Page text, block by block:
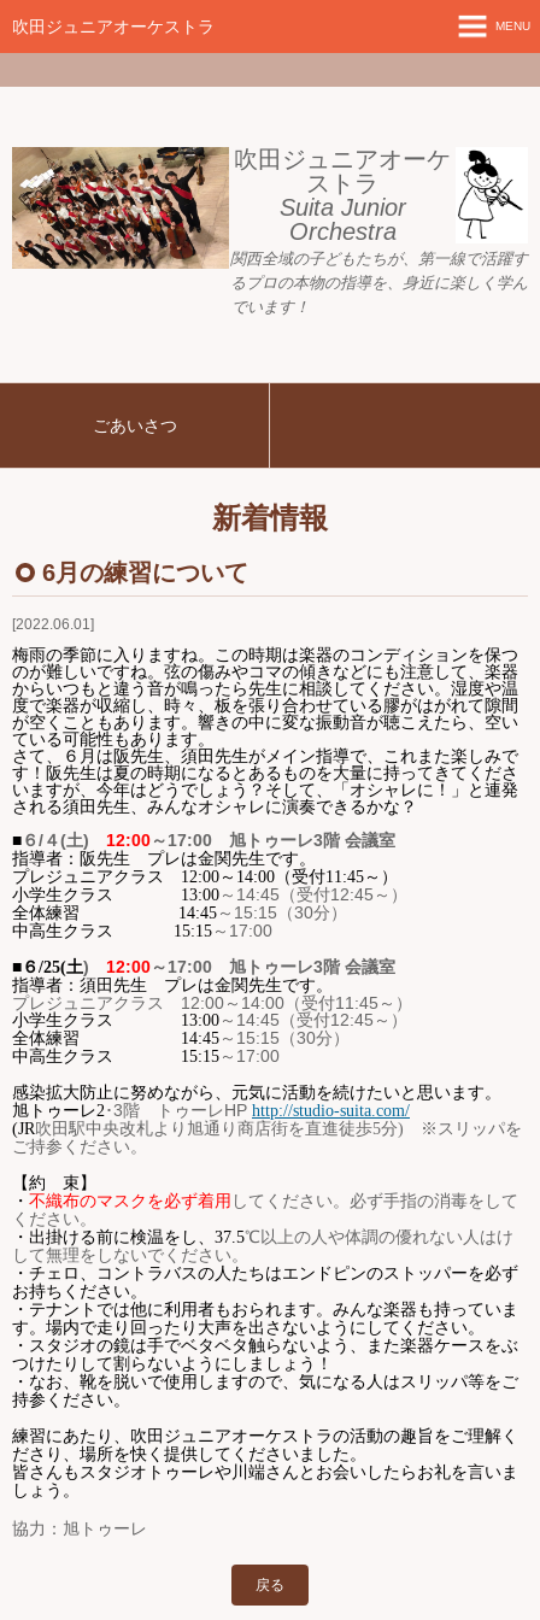
verification=nW1XDOjsXUeBk5Tr0WL2kTnlmTP78udH3yRHAbTSBv8
吹田ジュニアオーケストラ
吹田ジュニアオーケ
ストラ
Suita Junior
Orchestra
関西全域の子どもたちが、
第一線で活躍す
るプロの本物の指導を、身近に楽しく学ん
でいます！
MENU
ホーム
新着情報
活動目標
指導者ご紹介
プレジュニア クラス
Ｑ＆Ａ
お問い合わせ
ジュニアオケブログ
ごあいさつ
新着情報
2022.06.01
6月の練習について
梅雨の季節に入りますね。この時期は楽器のコンディションを保つ
のが難しいですね。弦の傷みやコマの傾きなどにも注意して、楽器
からいつもと違う音が鳴ったら先生に相談してください。湿度や温
度で楽器が収縮し、時々、板を張り合わせている膠がはがれて隙間
が空くこともあります。響きの中に変な振動音が聴こえたら、空い
ている可能性もあります。
さて、６月は阪先生、須田先生がメイン指導で、これまた楽しみで
す！阪先生は夏の時期になるとあるものを大量に持ってきてくださ
いますが、今年はどうでしょう？そして、「オシャレに！」と連発
される須田先生、みんなオシャレに演奏できるかな？
■ ６/４(土) 12:00～17:00 旭トゥーレ3階 会議室
指導者：阪先生 プレは金関先生です。
プレジュニアクラス 12:00～14:00（受付11:45～）
小学生クラス 13:00 ～ 14:45 （受付12:45 ～）
全体練習 14:45 ～ 15:15 （30分）
中高生クラス 15:15 ～ 17:00
■６ /25(土) 12:00～17:00 旭トゥーレ3階 会議室
指導者：須田先生 プレは金関先生です。
プレジュニアクラス 12:00～14:00（受付11:45～）
小学生クラス 13:00 ～ 14:45 （受付12:45 ～）
全体練習 14:45 ～ 15:15 （30分）
中高生クラス 15:15 ～ 17:00
感染拡大防止に努めながら、元気に活動を続けたいと思います。
旭トゥーレ2･3階 トゥーレHP http://studio-suita.com/
(JR吹田駅中央改札より旭通り商店街を直進徒歩5分) ※スリッパを
ご持参ください。
【約 束】
・ 不織布のマスクを必ず着用 してください。必ず手指の消毒をして
ください。
・出掛ける前に検温をし、 37.5℃以上の人や体調の優れない人はけ
して無理をしないでください。
・チェロ、コントラバスの人たちはエンドピンのストッパーを必ず
お持ちください。
・テナントでは他に利用者もおられます。みんな楽器も持っていま
す。場内で走り回ったり大声を出さないようにしてください。
・スタジオの鏡は手でベタベタ触らないよう、また楽器ケースをぶ
つけたりして割らないようにしましょう！
・なお、靴を脱いで使用しますので、気になる人はスリッパ等をご
持参ください。
練習にあたり、吹田ジュニアオーケストラの活動の趣旨をご理解く
ださり、場所を快く提供してくださいました。
皆さんもスタジオトゥーレや川端さんとお会いしたらお礼を言いま
しょう。
協力：旭トゥーレ
戻る